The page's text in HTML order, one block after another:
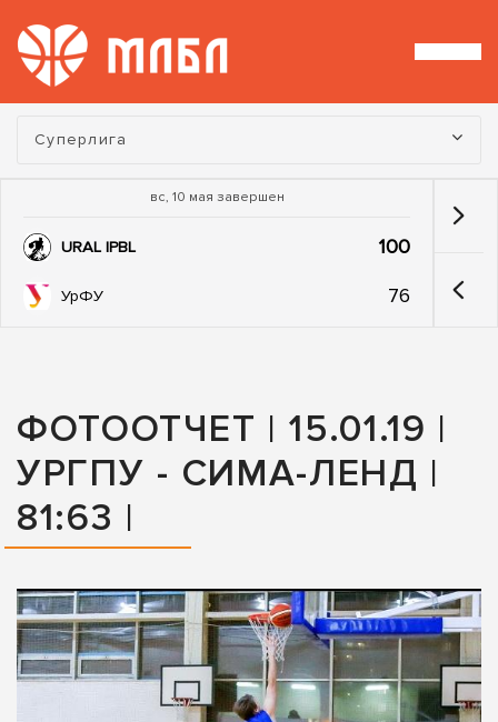
Турнир:
Суперлига
вс, 10 мая завершен
URAL IPBL 100
УрФУ 76
ФОТООТЧЕТ | 15.01.19 |
УРГПУ - СИМА-ЛЕНД |
81:63 |